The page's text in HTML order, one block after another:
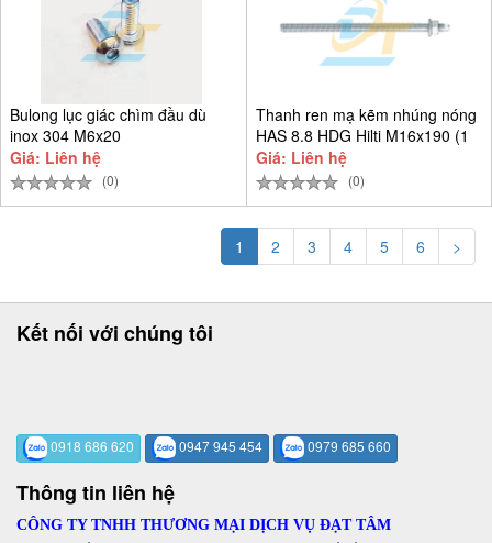
Bulong lục giác chìm đầu dù
inox 304 M6x20
Giá: Liên hệ
(0)
Thanh ren mạ kẽm nhúng nóng
HAS 8.8 HDG Hilti M16x190 (1
Giá: Liên hệ
(0)
1 2 3 4 5 6 >
Kết nối với chúng tôi
0918 686 620 0947 945 454 0979 685 660
Thông tin liên hệ
CÔNG TY TNHH THƯƠNG MẠI DỊCH VỤ ĐẠT TÂM